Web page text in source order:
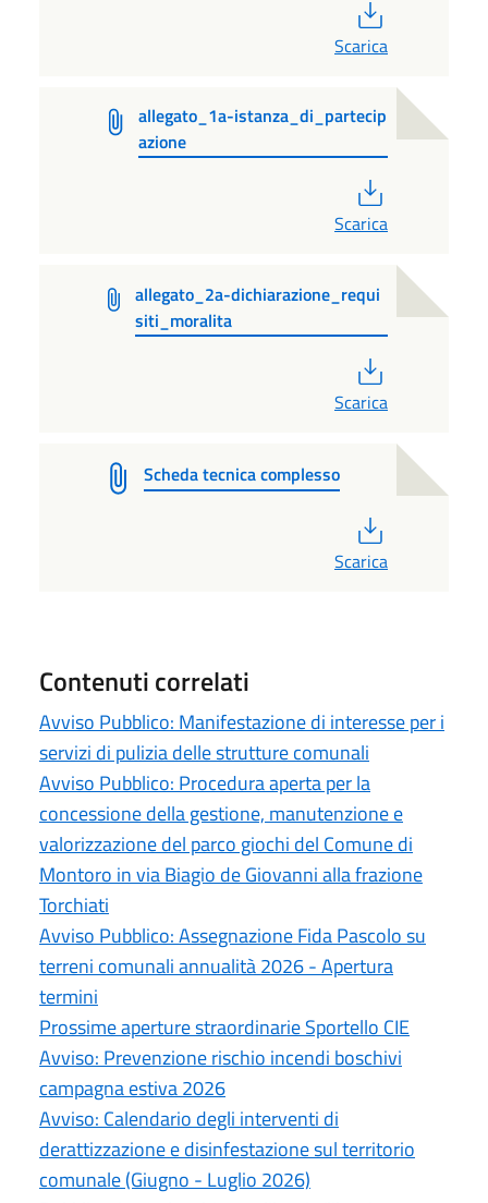
Scarica
allegato_1a-istanza_di_partecip
azione
Scarica
allegato_2a-dichiarazione_requi
siti_moralita
Scarica
Scheda tecnica complesso
Scarica
Contenuti correlati
Avviso Pubblico: Manifestazione di interesse per i
servizi di pulizia delle strutture comunali
Avviso Pubblico: Procedura aperta per la
concessione della gestione, manutenzione e
valorizzazione del parco giochi del Comune di
Montoro in via Biagio de Giovanni alla frazione
Torchiati
Avviso Pubblico: Assegnazione Fida Pascolo su
terreni comunali annualità 2026 - Apertura
termini
Prossime aperture straordinarie Sportello CIE
Avviso: Prevenzione rischio incendi boschivi
campagna estiva 2026
Avviso: Calendario degli interventi di
derattizzazione e disinfestazione sul territorio
comunale (Giugno - Luglio 2026)